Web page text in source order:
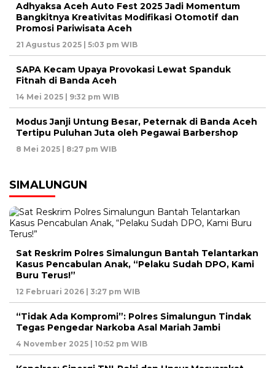
Adhyaksa Aceh Auto Fest 2025 Jadi Momentum
Bangkitnya Kreativitas Modifikasi Otomotif dan
Promosi Pariwisata Aceh
21 Agustus 2025 | 5:03 pm WIB
SAPA Kecam Upaya Provokasi Lewat Spanduk
Fitnah di Banda Aceh
14 Mei 2025 | 9:32 pm WIB
Modus Janji Untung Besar, Peternak di Banda Aceh
Tertipu Puluhan Juta oleh Pegawai Barbershop
8 Mei 2025 | 8:27 pm WIB
SIMALUNGUN
Sat Reskrim Polres Simalungun Bantah Telantarkan
Kasus Pencabulan Anak, “Pelaku Sudah DPO, Kami
Buru Terus!”
12 Februari 2026 | 3:27 pm WIB
“Tidak Ada Kompromi”: Polres Simalungun Tindak
Tegas Pengedar Narkoba Asal Mariah Jambi
4 November 2025 | 10:52 pm WIB